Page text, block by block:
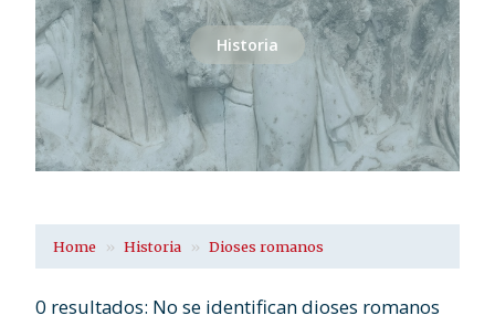
Historia
Home Historia Dioses romanos
0 resultados: No se identifican dioses romanos